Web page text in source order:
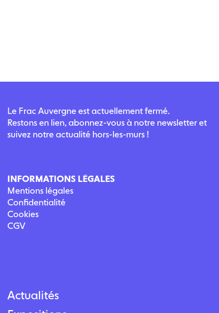
Le Frac Auvergne est actuellement fermé.
Restons en lien, abonnez-vous à notre newsletter et
suivez notre actualité hors-les-murs !
INFORMATIONS LÉGALES
Mentions légales
Confidentialité
Cookies
CGV
Actualités